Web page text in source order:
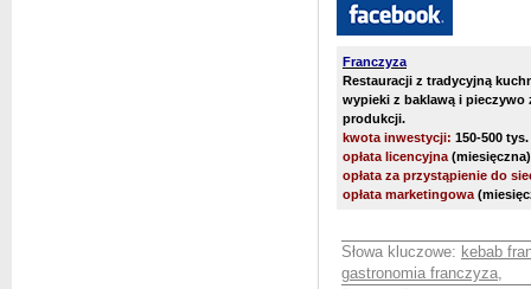
Franczyza
Restauracji z tradycyjną
wypieki z baklawą i pieczywo
produkcji.
kwota inwestycji: 150-500
opłata licencyjna
opłata za przystąpienie do
opłata marketingowa
Słowa kluczowe: kebab
gastronomia franczyza,